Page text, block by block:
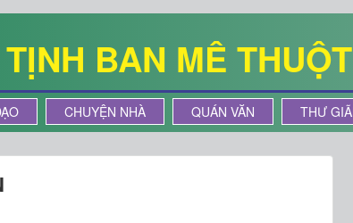
BAN MÊ THUỘT
CHUYỆN NHÀ QUÁN VĂN THƯ